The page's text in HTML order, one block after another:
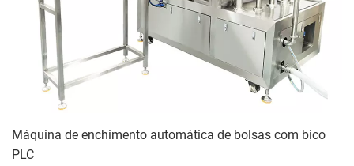
Máquina de enchimento automática de bolsas com bico
PLC